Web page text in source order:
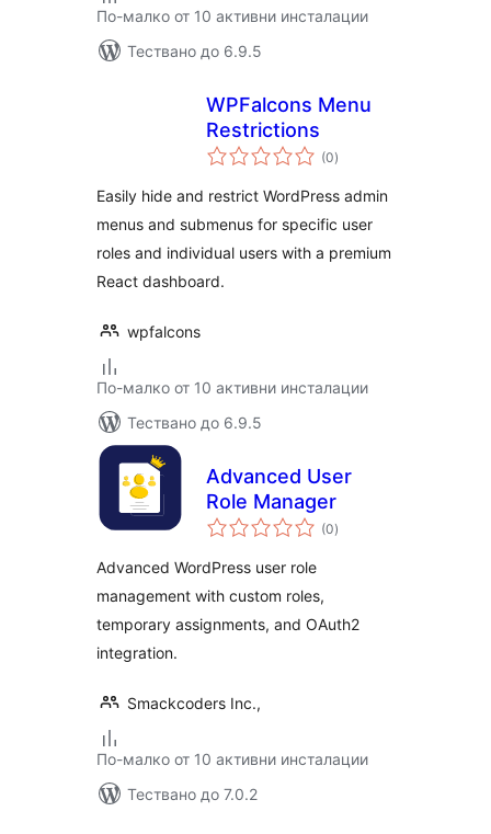
По-малко от 10 активни инсталации
Тествано до 6.9.5
WPFalcons Menu
Restrictions
(0общо
оценки
)
Easily hide and restrict WordPress admin
menus and submenus for specific user
roles and individual users with a premium
React dashboard.
wpfalcons
По-малко от 10 активни инсталации
Тествано до 6.9.5
Advanced User
Role Manager
(0общо
оценки
)
Advanced WordPress user role
management with custom roles,
temporary assignments, and OAuth2
integration.
Smackcoders Inc.,
По-малко от 10 активни инсталации
Тествано до 7.0.2